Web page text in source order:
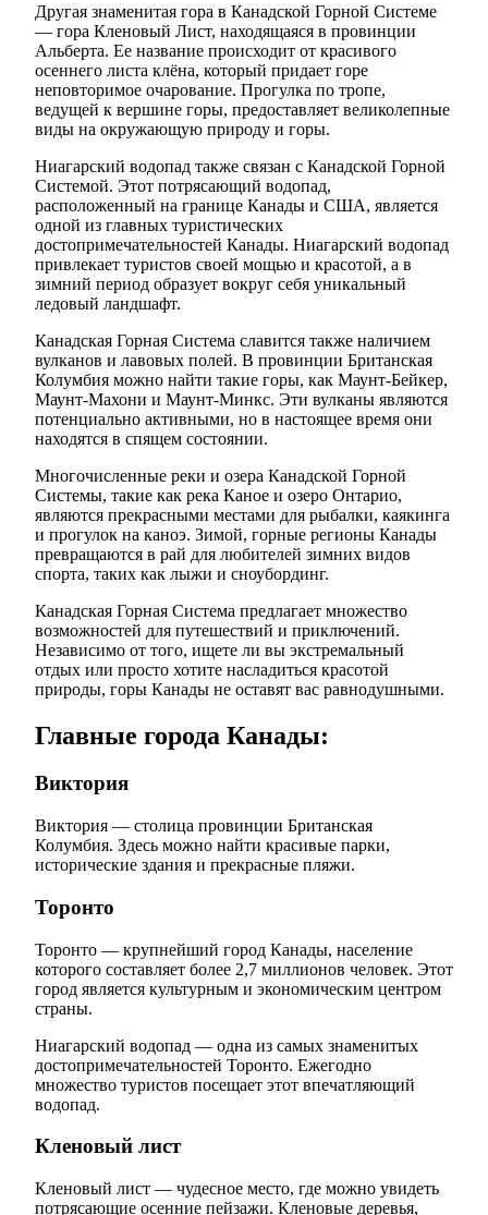
Другая знаменитая гора в Канадской Горной Системе
— гора Кленовый Лист, находящаяся в провинции
Альберта. Ее название происходит от красивого
осеннего листа клёна, который придает горе
неповторимое очарование. Прогулка по тропе,
ведущей к вершине горы, предоставляет великолепные
виды на окружающую природу и горы.
Ниагарский водопад также связан с Канадской Горной
Системой. Этот потрясающий водопад,
расположенный на границе Канады и США, является
одной из главных туристических
достопримечательностей Канады. Ниагарский водопад
привлекает туристов своей мощью и красотой, а в
зимний период образует вокруг себя уникальный
ледовый ландшафт.
Канадская Горная Система славится также наличием
вулканов и лавовых полей. В провинции Британская
Колумбия можно найти такие горы, как Маунт-Бейкер,
Маунт-Махони и Маунт-Минкс. Эти вулканы являются
потенциально активными, но в настоящее время они
находятся в спящем состоянии.
Многочисленные реки и озера Канадской Горной
Системы, такие как река Каное и озеро Онтарио,
являются прекрасными местами для рыбалки, каякинга
и прогулок на каноэ. Зимой, горные регионы Канады
превращаются в рай для любителей зимних видов
спорта, таких как лыжи и сноубординг.
Канадская Горная Система предлагает множество
возможностей для путешествий и приключений.
Независимо от того, ищете ли вы экстремальный
отдых или просто хотите насладиться красотой
природы, горы Канады не оставят вас равнодушными.
Главные города Канады:
Виктория
Виктория — столица провинции Британская
Колумбия. Здесь можно найти красивые парки,
исторические здания и прекрасные пляжи.
Торонто
Торонто — крупнейший город Канады, население
которого составляет более 2,7 миллионов человек. Этот
город является культурным и экономическим центром
страны.
Ниагарский водопад — одна из самых знаменитых
достопримечательностей Торонто. Ежегодно
множество туристов посещает этот впечатляющий
водопад.
Кленовый лист
Кленовый лист — чудесное место, где можно увидеть
потрясающие осенние пейзажи. Кленовые деревья,